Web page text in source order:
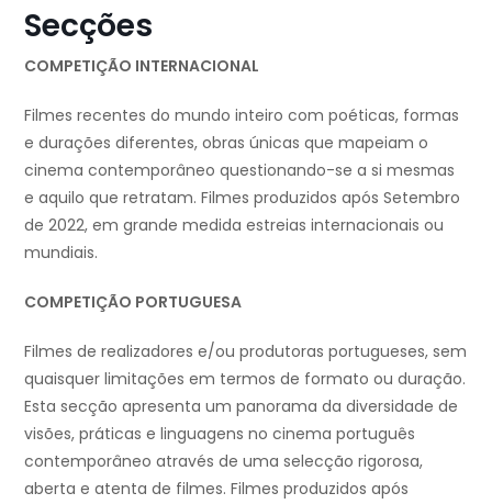
Secções
COMPETIÇÃO INTERNACIONAL
Filmes recentes do mundo inteiro com poéticas, formas
e durações diferentes, obras únicas que mapeiam o
cinema contemporâneo questionando-se a si mesmas
e aquilo que retratam. Filmes produzidos após Setembro
de 2022, em grande medida estreias internacionais ou
mundiais.
COMPETIÇÃO PORTUGUESA
Filmes de realizadores e/ou produtoras portugueses, sem
quaisquer limitações em termos de formato ou duração.
Esta secção apresenta um panorama da diversidade de
visões, práticas e linguagens no cinema português
contemporâneo através de uma selecção rigorosa,
aberta e atenta de filmes. Filmes produzidos após